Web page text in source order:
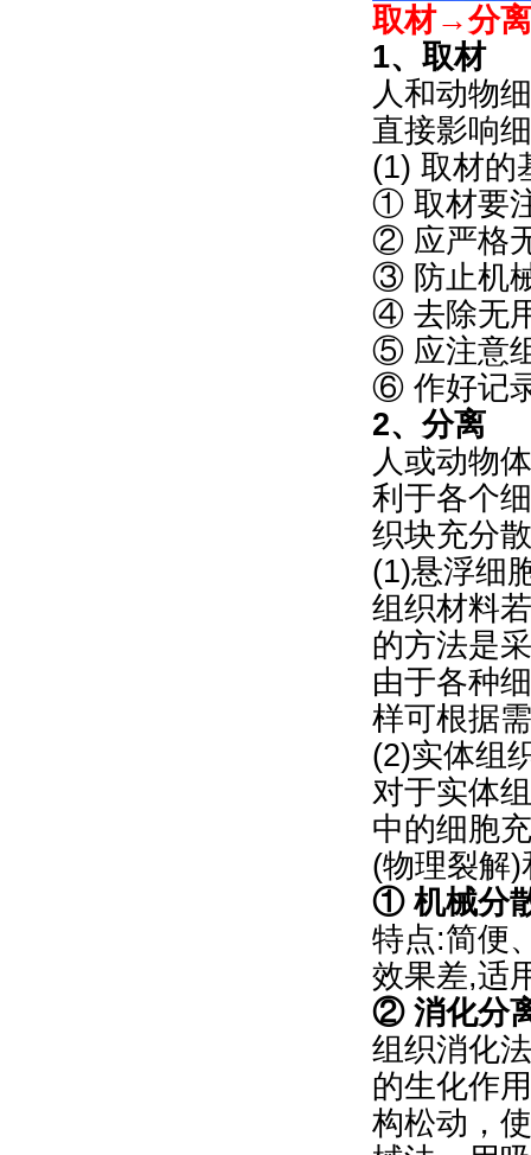
取材→分
1、取材
人和动物
直接影响
(1) 取材的
① 取材要
② 应严格
③ 防止机
④ 去除无
⑤ 应注意
⑥ 作好记
2、分离
人或动物
利于各个
织块充分
(1)悬浮细
组织材料
的方法是
由于各种
样可根据
(2)实体组
对于实体
中的细胞
(物理裂解
① 机械分
特点:简便
效果差,适
② 消化分
组织消化
的生化作
构松动，